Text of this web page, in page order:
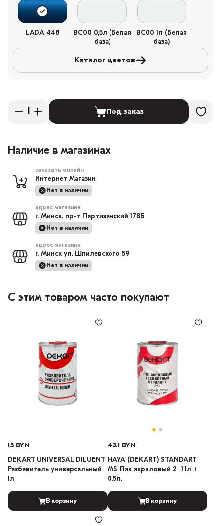
LADA 448
BC00 0,5л (Белая
база)
BC00 1л (Белая
база)
Каталог цветов
Под заказ
Наличие в магазинах
заказать онлайн
Интернет Магазин
Нет в наличии
адрес магазина
г. Минск, пр-т Партизанский 178Б
Нет в наличии
адрес магазина
г. Минск ул. Шпилевского 59
Нет в наличии
С этим товаром часто покупают
15 BYN
DEKART UNIVERSAL DILUENT
Разбавитель универсальный
1л
В корзину
43.1 BYN
HAYA (DEKART) STANDART
MS Лак акриловый 2+1 1л +
0,5л.
В корзину